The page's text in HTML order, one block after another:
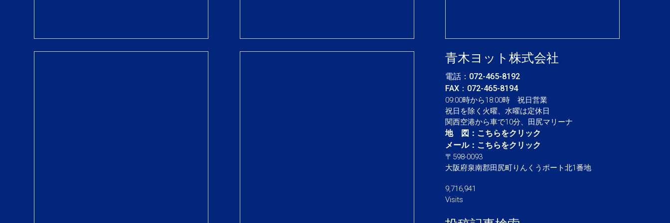
青木ヨット株式会社
電話： 072-465-8192
FAX：072-465-8194
09:00時から18:00時 祝日営業
祝日を除く火曜、水曜は定休日
関西空港から車で10分、田尻マリーナ
地 図： こちらをクリック
メール： こちらをクリック
〒598-0093
大阪府泉南郡田尻町りんくうポート北1番地
9,716,941
Visits